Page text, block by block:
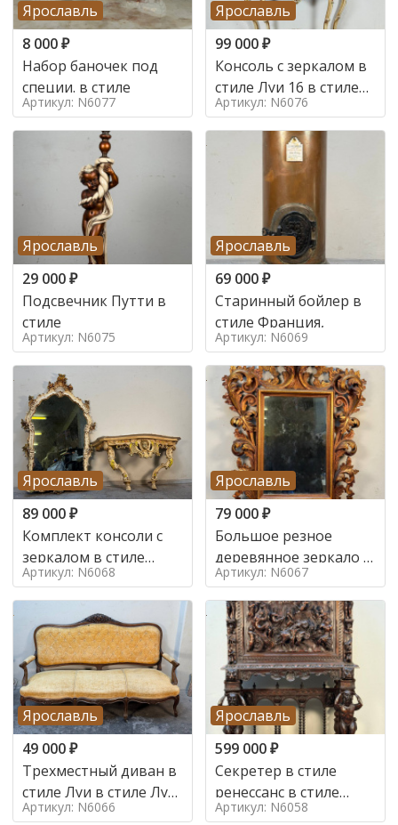
Ярославль
8 000₽
Набор баночек под
специи. в стиле
Артикул: N6077
Ярославль
99 000₽
Консоль с зеркалом в
стиле Луи 16 в стиле
Луи 16, Италия,
Артикул: N6076
Ярославль
29 000₽
Подсвечник Путти в
стиле
Артикул: N6075
Ярославль
69 000₽
Старинный бойлер в
стиле Франция,
Артикул: N6069
Ярославль
89 000₽
Комплект консоли с
зеркалом в стиле
ренессанс,
Артикул: N6068
Ярославль
79 000₽
Большое резное
деревянное зеркало с
золочением в стиле
Артикул: N6067
Ярославль
49 000₽
Трехместный диван в
стиле Луи в стиле Луи
16,
Артикул: N6066
Ярославль
599 000₽
Секретер в стиле
ренессанс в стиле
ренессанс, 19 век
Артикул: N6058